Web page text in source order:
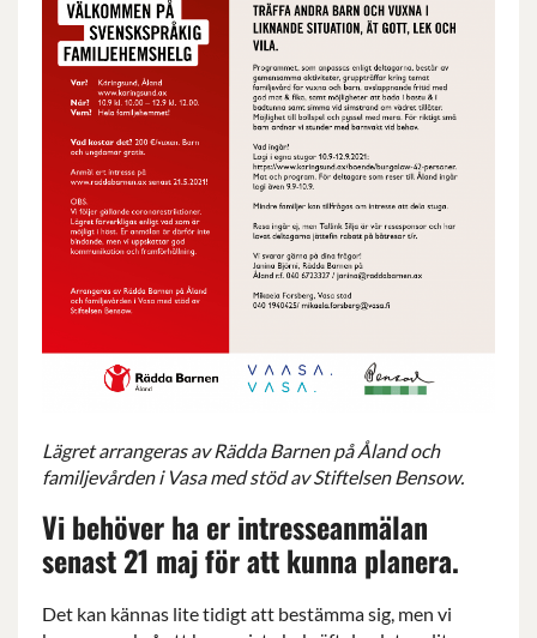
Lägret arrangeras av Rädda Barnen på Åland och
familjevården i Vasa med stöd av Stiftelsen Bensow.
Vi behöver ha er intresseanmälan
senast 21 maj för att kunna planera.
Det kan kännas lite tidigt att bestämma sig, men vi